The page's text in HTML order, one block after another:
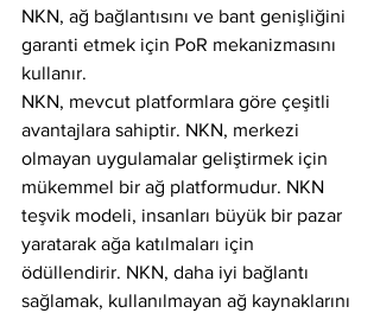
NKN, ağ bağlantısını ve bant genişliğini
garanti etmek için PoR mekanizmasını
kullanır.
NKN, mevcut platformlara göre çeşitli
avantajlara sahiptir. NKN, merkezi
olmayan uygulamalar geliştirmek için
mükemmel bir ağ platformudur. NKN
teşvik modeli, insanları büyük bir pazar
yaratarak ağa katılmaları için
ödüllendirir. NKN, daha iyi bağlantı
sağlamak, kullanılmayan ağ kaynaklarını